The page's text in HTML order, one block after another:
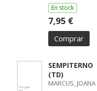
En stock
7,95 €
Comprar
SEMPITERNO
(TD)
MARCUS, JOANA